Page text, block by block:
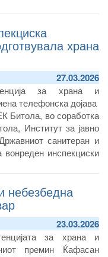
храна
27.03.2026
за храна и
телефонска дојава
Битола, во соработка
Институт за јавно
санитеран и
вонреден инспекциски
акција, земени се
површини, раце и
небезбедна
23.03.2026
за храна и
премин Ќафасан